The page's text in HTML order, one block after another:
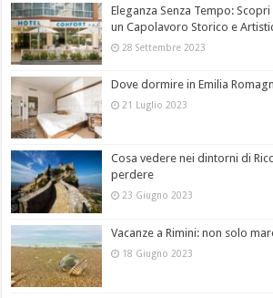
Eleganza Senza Tempo:
un Capolavoro Storico e
28 Settembre 2023
Dove dormire in Emilia
21 Luglio 2023
Cosa vedere nei dintorni di
perdere
23 Giugno 2023
Vacanze a Rimini: non solo
18 Giugno 2023